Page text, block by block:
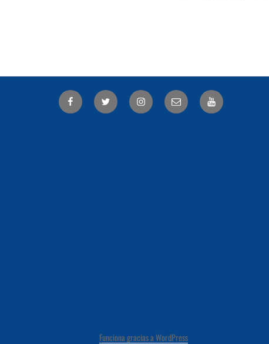
Facebook Twitter
Correo
electrónico
Funciona gracias a WordPress